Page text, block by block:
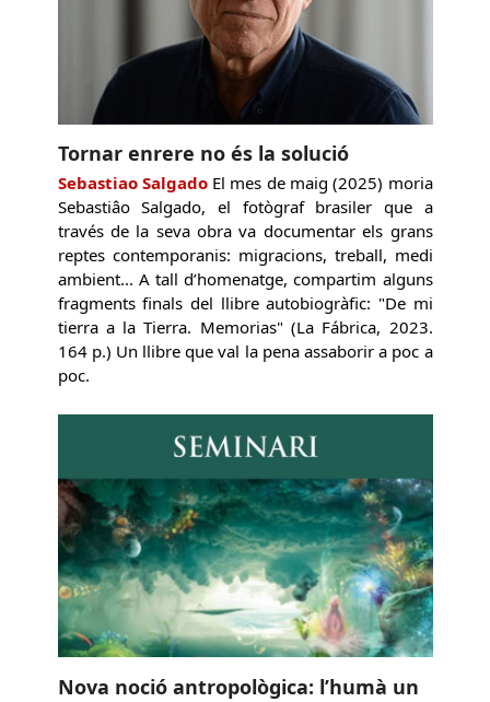
Tornar enrere no és la solució
Sebastiao SalgadoEl mes de maig (2025) moria
Sebastiâo Salgado, el fotògraf brasiler que a
través de la seva obra va documentar els grans
reptes contemporanis: migracions, treball, medi
ambient... A tall d’homenatge, compartim alguns
fragments finals del llibre autobiogràfic: "De mi
tierra a la Tierra. Memorias" (La Fábrica, 2023.
164 p.) Un llibre que val la pena assaborir a poc a
poc.
Nova noció antropològica: l’humà un